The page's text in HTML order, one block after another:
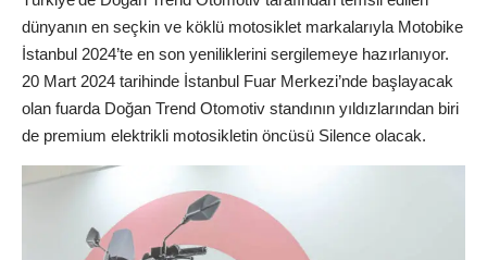
dünyanın en seçkin ve köklü motosiklet markalarıyla Motobike
İstanbul 2024’te en son yeniliklerini sergilemeye hazırlanıyor.
20 Mart 2024 tarihinde İstanbul Fuar Merkezi’nde başlayacak
olan fuarda Doğan Trend Otomotiv standının yıldızlarından biri
de premium elektrikli motosikletin öncüsü Silence olacak.